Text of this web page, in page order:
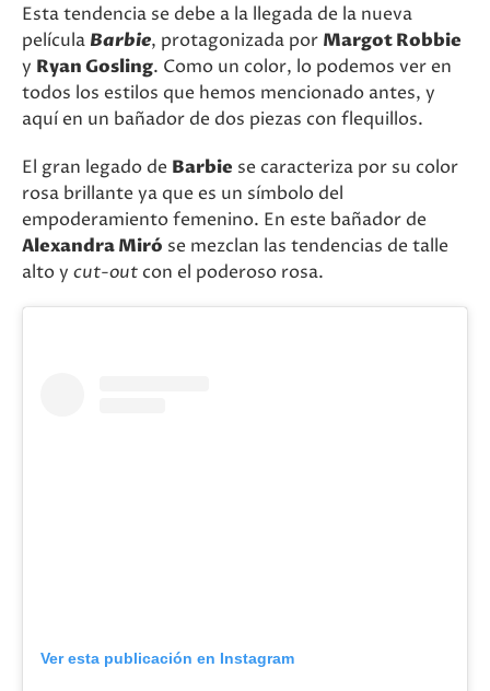
Esta tendencia se debe a la llegada de la nueva
película Barbie, protagonizada por Margot Robbie
y Ryan Gosling. Como un color, lo podemos ver en
todos los estilos que hemos mencionado antes, y
aquí en un bañador de dos piezas con flequillos.
El gran legado de Barbie se caracteriza por su color
rosa brillante ya que es un símbolo del
empoderamiento femenino. En este bañador de
Alexandra Miró se mezclan las tendencias de talle
alto y cut-outcon el poderoso rosa.
Ver esta publicación en Instagram